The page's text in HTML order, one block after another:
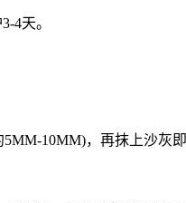
4天。
10MM)，再抹上沙灰即